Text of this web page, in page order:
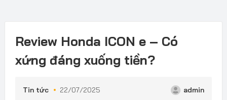
Review Honda ICON e – Có
xứng đáng xuống tiền?
Tin tức 22/07/2025 admin